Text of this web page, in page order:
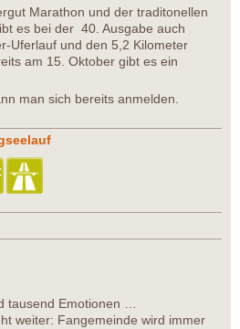
Marathon und der traditonellen
es bei der 40. Ausgabe auch
Uferlauf und den 5,2 Kilometer
am 15. Oktober gibt es ein
man sich bereits anmelden.
tausend Emotionen …
weiter: Fangemeinde wird immer